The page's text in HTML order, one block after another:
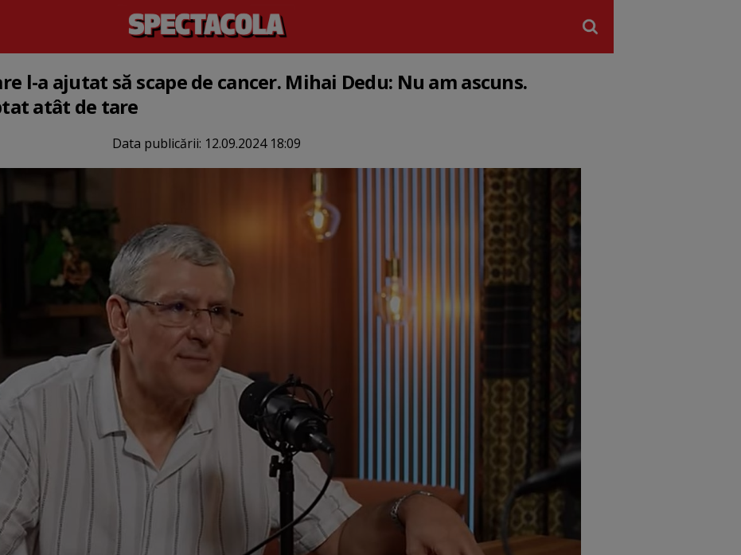
l-a ajutat să scape de cancer. Mihai Dedu: Nu am ascuns.
atât de tare
Data publicării: 12.09.2024 18:09